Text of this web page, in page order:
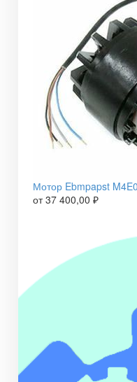
Мотор Ebmpapst
от37 400,00 ₽